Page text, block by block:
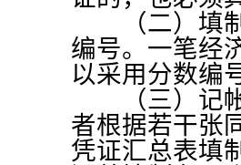
（二）填制
编号。一笔经
以采用分数编
（三）记帐
者根据若干张
凭证汇总表填